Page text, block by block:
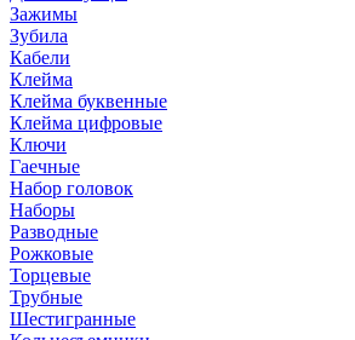
Зажимы
Зубила
Кабели
Клейма
Клейма буквенные
Клейма цифровые
Ключи
Гаечные
Набор головок
Наборы
Разводные
Рожковые
Торцевые
Трубные
Шестигранные